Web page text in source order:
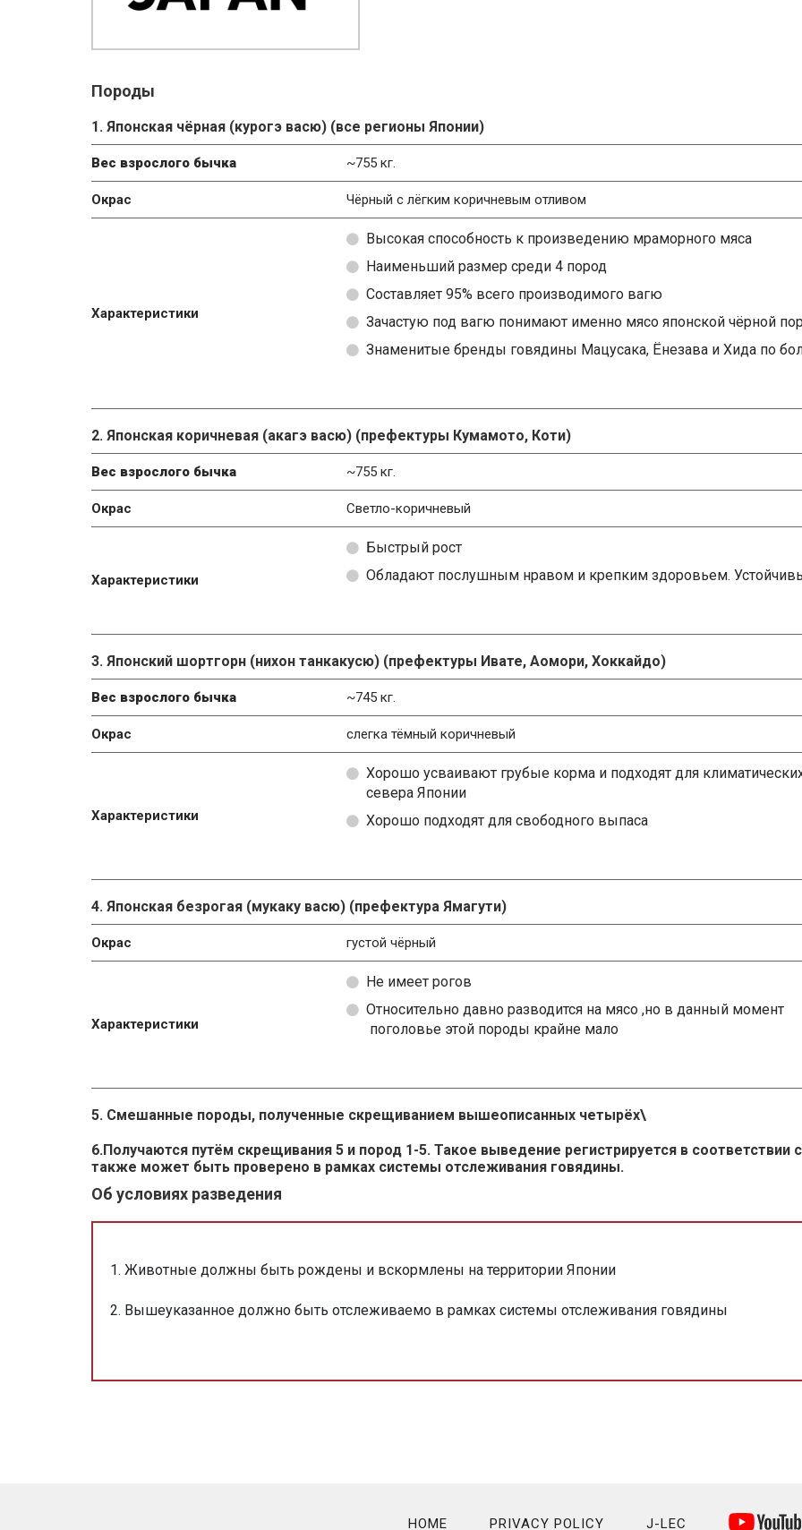
Породы
1. Японская чёрная (курогэ васю) (все регионы Японии)
Вес взрослого бычка ~755 кг.
Окрас Чёрный с лёгким коричневым отливом
Характеристики
Высокая способность к произведению мраморного мяса
Наименьший размер среди 4 пород
Составляет 95% всего производимого вагю
Зачастую под вагю понимают именно мясо японской чёрной
Знаменитые бренды говядины Мацусака, Ёнезава и Хида по
2. Японская коричневая (акагэ васю) (префектуры Кумамото, Коти)
Вес взрослого бычка ~755 кг.
Окрас Светло-коричневый
Характеристики
Быстрый рост
Обладают послушным нравом и крепким здоровьем.
3. Японский шортгорн (нихон танкакусю) (префектуры Ивате, Аомори, Хоккайдо)
Вес взрослого бычка ~745 кг.
Окрас слегка тёмный коричневый
Характеристики
Хорошо усваивают грубые корма и подходят для
севера Японии
Хорошо подходят для свободного выпаса
4. Японская безрогая (мукаку васю) (префектура Ямагути)
Окрас густой чёрный
Характеристики
Не имеет рогов
Относительно давно разводится на мясо ,но в данный момент
поголовье этой породы крайне мало
5. Смешанные породы, полученные скрещиванием вышеописанных четырёх\
6.Получаются путём скрещивания 5 и пород 1-5. Такое выведение регистрируется в
также может быть проверено в рамках системы отслеживания говядины.
Об условиях разведения
Животные должны быть рождены и вскормлены на территории Японии
Вышеуказанное должно быть отслеживаемо в рамках системы отслеживания говядины
HOME PRIVACY POLICY J-LEC